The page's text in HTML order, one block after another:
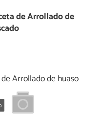
de Arrollado de
Arrollado de huaso